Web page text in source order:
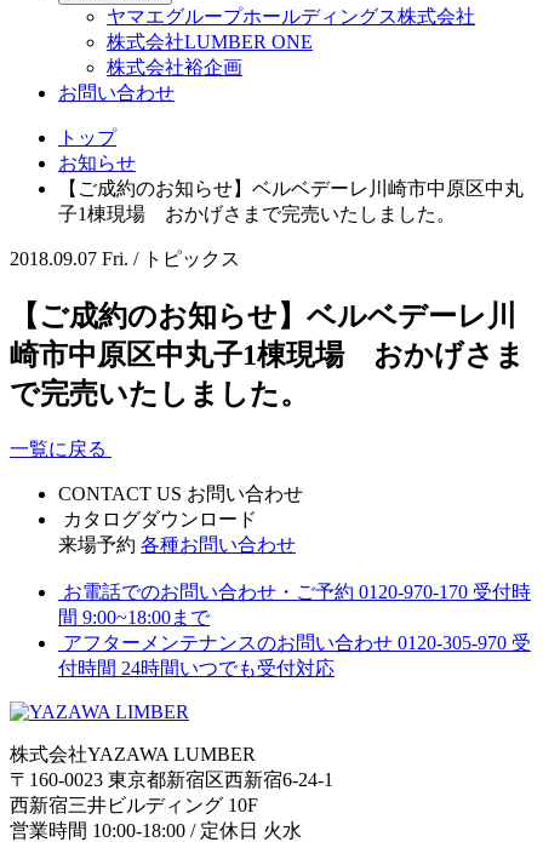
ヤマエグループホールディングス株式会社
株式会社LUMBER ONE
株式会社裕企画
お問い合わせ
トップ
お知らせ
【ご成約のお知らせ】ベルベデーレ川崎市中原区中丸
子1棟現場 おかげさまで完売いたしました。
2018.09.07 Fri. / トピックス
【ご成約のお知らせ】ベルベデーレ川
崎市中原区中丸子1棟現場 おかげさま
で完売いたしました。
一覧に戻る
CONTACT US お問い合わせ
カタログダウンロード
来場予約 各種お問い合わせ
お電話でのお問い合わせ・ご予約 0120-970-170 受付時
間 9:00~18:00まで
アフターメンテナンスのお問い合わせ 0120-305-970 受
付時間 24時間いつでも受付対応
株式会社YAZAWA LUMBER
〒160-0023 東京都新宿区西新宿6-24-1
西新宿三井ビルディング 10F
営業時間 10:00-18:00 / 定休日 火水